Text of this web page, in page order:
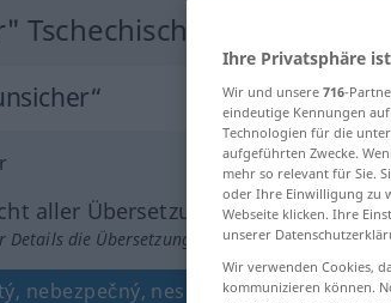
Tschechisch Übersetzung
aller Übersetzungen
Details die Übersetzung anklicken/antippen)
nebezpečný, nespolehlivý, pochybný,
Ihre Privatsphäre
Wir und unsere 716-
eindeutige Kennungen
Technologien für die
aufgeführten Zwecke.
mehr so relevant für Sie.
oder Ihre Einwilligung zu
Webseite klicken. Ihre
unserer
Wir verwenden Cookies,
kommunizieren können.